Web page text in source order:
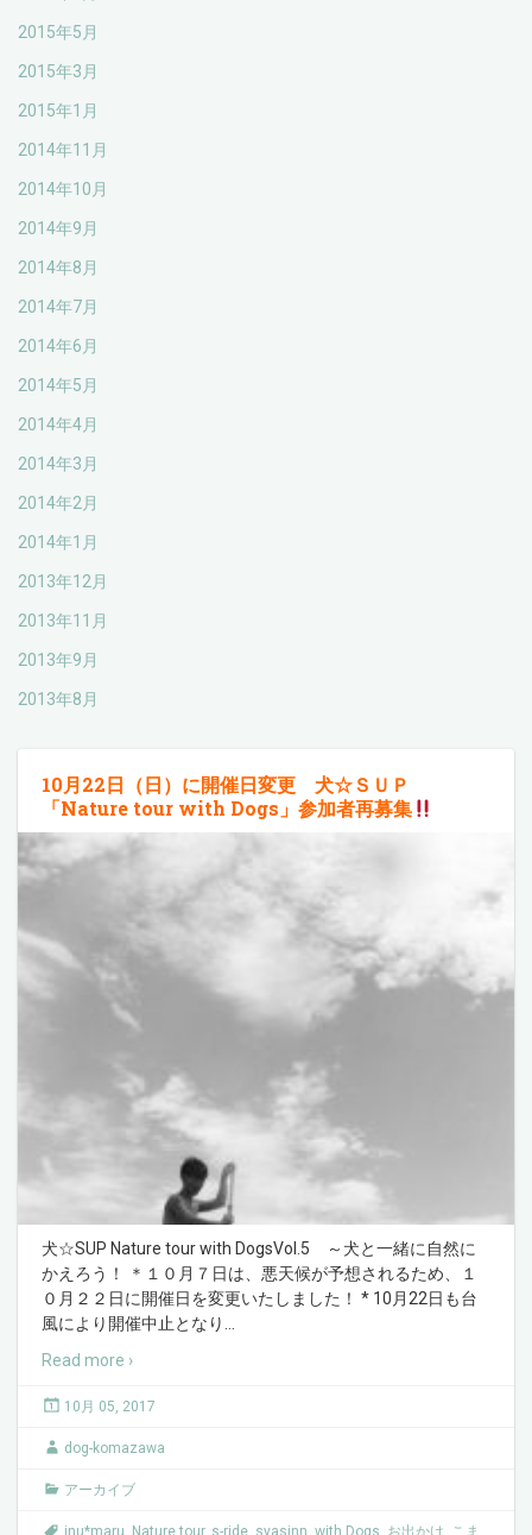
2015年5月
2015年3月
2015年1月
2014年11月
2014年10月
2014年9月
2014年8月
2014年7月
2014年6月
2014年5月
2014年4月
2014年3月
2014年2月
2014年1月
2013年12月
2013年11月
2013年9月
2013年8月
10月22日（日）に開催日変更 犬☆ＳＵＰ
「Nature tour with Dogs」参加者再募集
犬☆SUP Nature tour with DogsVol.5 ～犬と一緒に自然に
かえろう！ ＊１０月７日は、悪天候が予想されるため、１
０月２２日に開催日を変更いたしました！ * 10月22日も台
風により開催中止となり
Read more ›
10月 05, 2017
dog-komazawa
アーカイブ
inu*maru, Nature tour, s-ride, syasinn, with Dogs, お出かけ, こま